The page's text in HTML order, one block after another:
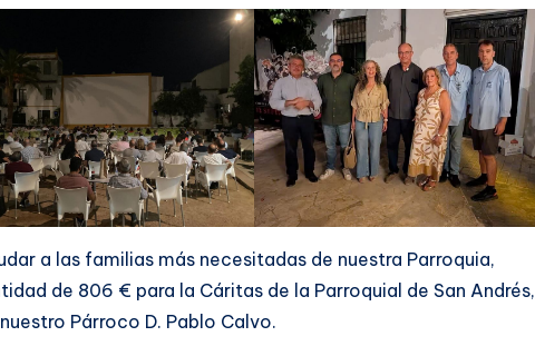
a las familias más necesitadas de nuestra Parroquia,
de 806 € para la Cáritas de la Parroquial de San Andrés,
Párroco D. Pablo Calvo.